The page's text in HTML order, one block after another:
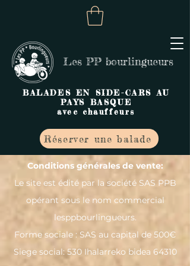
Les PP bourlingueurs
Réserver une balade
BALADES EN SIDE-CARS AU
PAYS BASQUE
avec chauffeurs
Conditions générales de vente:
Le site est édité par la société SAS PPB
opérant sous le nom commercial
lesppbourlingueurs.
Forme sociale : SAS au capital de 500€
Siege social: 530 Ihalarreko bidea 64310